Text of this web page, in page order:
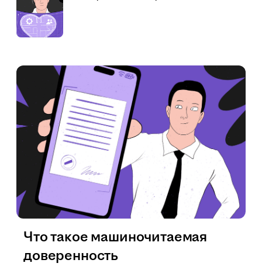
Что такое машиночитаемая
доверенность